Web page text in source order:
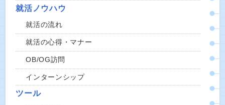
就活ノウハウ
就活の流れ
就活の心得・マナー
OB/OG訪問
インターンシップ
ツール